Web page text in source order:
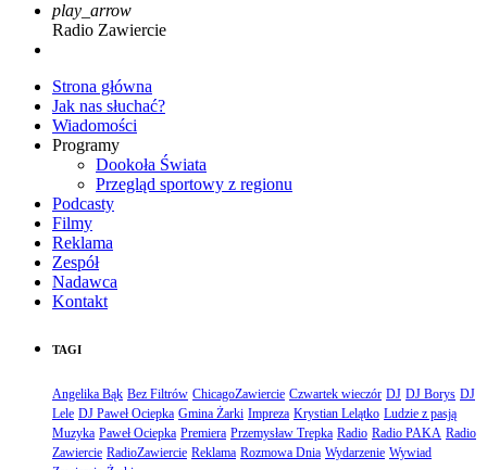
play_arrow
Radio Zawiercie
Strona główna
Jak nas słuchać?
Wiadomości
Programy
Dookoła Świata
Przegląd sportowy z regionu
Podcasty
Filmy
Reklama
Zespół
Nadawca
Kontakt
TAGI
Angelika Bąk Bez Filtrów ChicagoZawiercie Czwartek wieczór DJ DJ Borys DJ
Lele DJ Paweł Ociepka Gmina Żarki Impreza Krystian Lelątko Ludzie z pasją
Muzyka Paweł Ociepka Premiera Przemysław Trepka Radio Radio PAKA Radio
Zawiercie RadioZawiercie Reklama Rozmowa Dnia Wydarzenie Wywiad